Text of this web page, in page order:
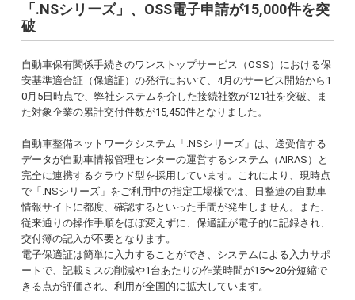
「.NSシリーズ」、OSS電子申請が15,000件を突
破
自動車保有関係手続きのワンストップサービス（OSS）における保
安基準適合証（保適証）の発行において、4月のサービス開始から1
0月5日時点で、弊社システムを介した接続社数が121社を突破、ま
た対象企業の累計交付件数が15,450件となりました。
自動車整備ネットワークシステム「.NSシリーズ」は、送受信する
データが自動車情報管理センターの運営するシステム（AIRAS）と
完全に連携するクラウド型を採用しています。これにより、現時点
で「.NSシリーズ」をご利用中の指定工場様では、日整連の自動車
情報サイトに都度、確認するといった手間が発生しません。また、
従来通りの操作手順をほぼ変えずに、保適証が電子的に記録され、
交付簿の記入が不要となります。
電子保適証は簡単に入力することができ、システムによる入力サポ
ートで、記載ミスの削減や1台あたりの作業時間が15〜20分短縮で
きる点が評価され、利用が全国的に拡大しています。